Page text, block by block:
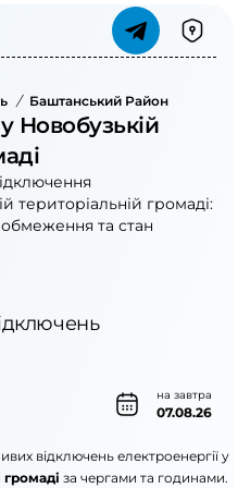
/ Баштанський Район
Новобузькій
територіальній громаді:
обмеження та стан
на завтра
07.08.26
відключень електроенергії у
громаді за чергами та годинами.